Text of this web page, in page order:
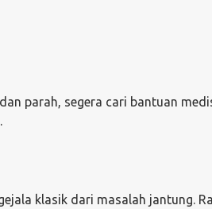
parah, segera cari bantuan
klasik dari masalah jantung.